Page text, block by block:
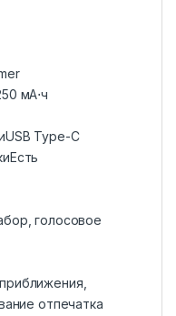
мА⋅ч
Type-C
голосовое
отпечатка